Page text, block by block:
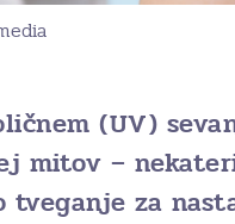
(UV)
mitov –
tveganje za